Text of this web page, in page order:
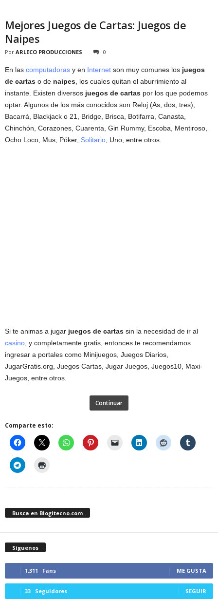
Mejores Juegos de Cartas: Juegos de
Naipes
Por ARLECO PRODUCCIONES 0
En las computadoras y en Internet son muy comunes los juegos
de cartas o de naipes , los cuales quitan el aburrimiento al
instante. Existen diversos juegos de cartas por los que podemos
optar. Algunos de los más conocidos son Reloj (As, dos, tres),
Bacarrá, Blackjack o 21, Bridge, Brisca, Botifarra, Canasta,
Chinchón, Corazones, Cuarenta, Gin Rummy, Escoba, Mentiroso,
Ocho Loco, Mus, Póker, Solitario , Uno, entre otros.
Si te animas a jugar juegos de cartas sin la necesidad de ir al
casino , y completamente gratis, entonces te recomendamos
ingresar a portales como Minijuegos, Juegos Diarios,
JugarGratis.org, Juegos Cartas, Jugar Juegos, Juegos10, Maxi-
Juegos, entre otros.
Continuar
Comparte esto:
Busca en Blogitecno.com
Síguenos
1,311 Fans ME GUSTA
33 Seguidores SEGUIR